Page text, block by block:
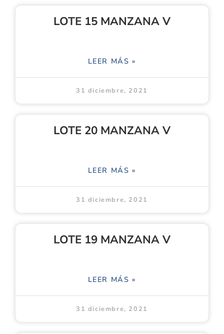
LOTE 15 MANZANA V
LEER MÁS »
31 diciembre, 2021
LOTE 20 MANZANA V
LEER MÁS »
31 diciembre, 2021
LOTE 19 MANZANA V
LEER MÁS »
31 diciembre, 2021